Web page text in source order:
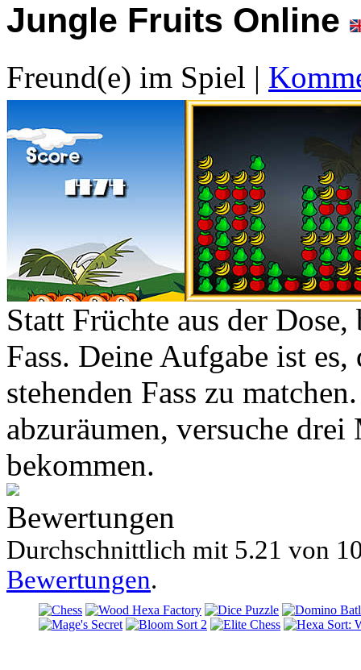
Jungle Fruits Online
Freund(e) im Spiel |
Statt Früchte aus der
Fass. Deine Aufgabe ist
stehenden Fass zu
abzuräumen, versuche drei
bekommen.
Bewertungen
Durchschnittlich mit 5.21 von
Bewertungen.